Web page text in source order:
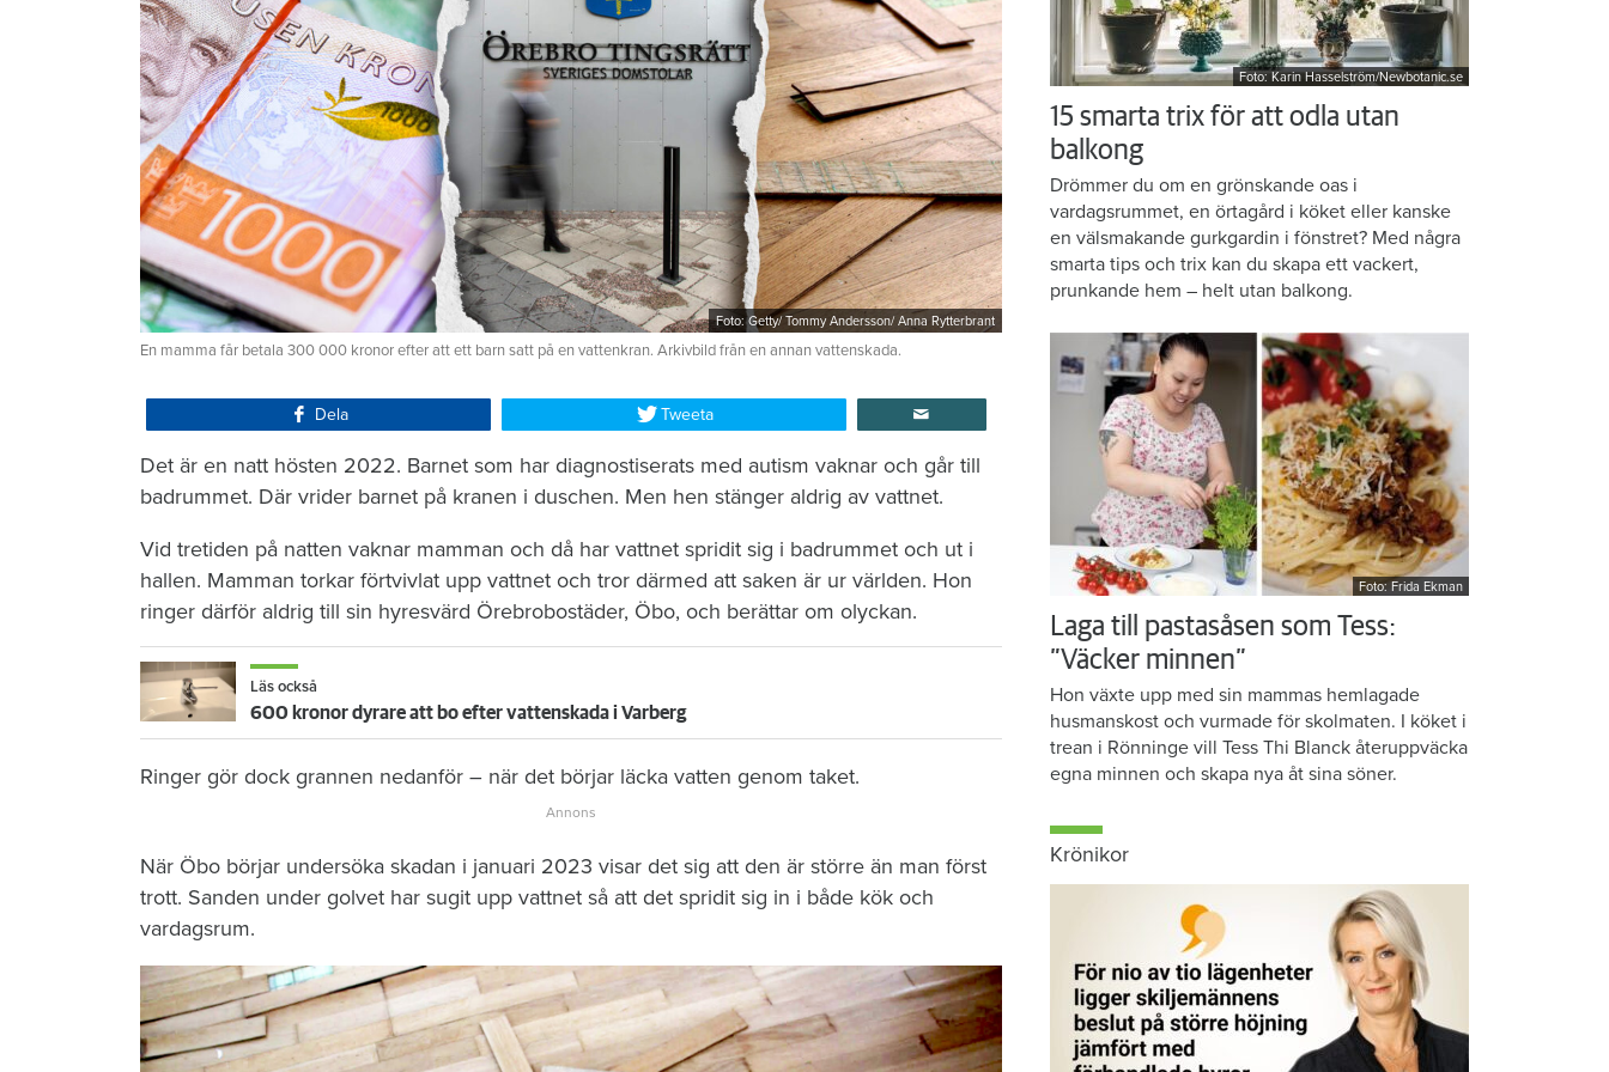
Foto: Getty/ Tommy Andersson/ Anna Rytterbrant
En mamma får betala 300 000 kronor efter att ett barn satt på en vattenkran. Arkivbild från en annan vattenskada.
Dela Tweeta
Det är en natt hösten 2022. Barnet som har diagnostiserats med autism vaknar och går till
badrummet. Där vrider barnet på kranen i duschen. Men hen stänger aldrig av vattnet.
Vid tretiden på natten vaknar mamman och då har vattnet spridit sig i badrummet och ut i
hallen. Mamman torkar förtvivlat upp vattnet och tror därmed att saken är ur världen. Hon
ringer därför aldrig till sin hyresvärd Örebrobostäder, Öbo, och berättar om olyckan.
Läs också
600 kronor dyrare att bo efter vattenskada i Varberg
Ringer gör dock grannen nedanför – när det börjar läcka vatten genom taket.
När Öbo börjar undersöka skadan i januari 2023 visar det sig att den är större än man först
trott. Sanden under golvet har sugit upp vattnet så att det spridit sig in i både kök och
vardagsrum.
Foto: Karin Hasselström/Newbotanic.se
15 smarta trix för att odla utan
balkong
Drömmer du om en grönskande oas i
vardagsrummet, en örtagård i köket eller kanske
en välsmakande gurkgardin i fönstret? Med några
smarta tips och trix kan du skapa ett vackert,
prunkande hem – helt utan balkong.
Foto: Frida Ekman
Laga till pastasåsen som Tess:
”Väcker minnen”
Hon växte upp med sin mammas hemlagade
husmanskost och vurmade för skolmaten. I köket i
trean i Rönninge vill Tess Thi Blanck återuppväcka
egna minnen och skapa nya åt sina söner.
Krönikor